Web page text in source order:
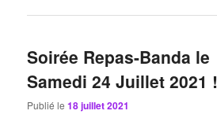
Soirée Repas-Banda le
Samedi 24 Juillet 2021
Publié le18 juillet 2021